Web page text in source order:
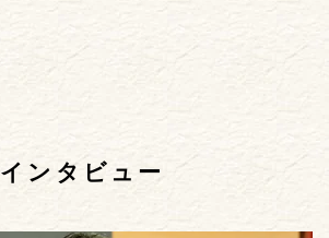
インタビュー